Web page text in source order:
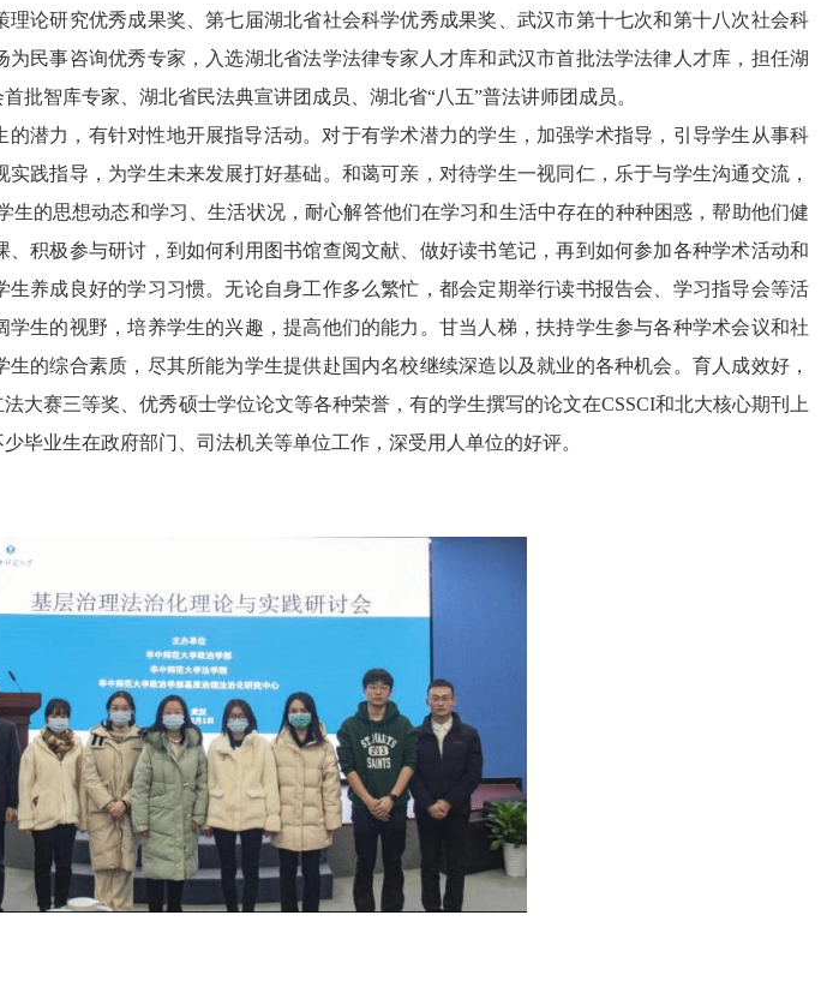
论研究优秀成果奖、第七届湖北省社会科学优秀成果奖、武汉市第十七次和第十八次社会科
民事咨询优秀专家，入选湖北省法学法律专家人才库和武汉市首批法学法律人才库，担任湖
批智库专家、湖北省民法典宣讲团成员、湖北省“八五”普法讲师团成员。
潜力，有针对性地开展指导活动。对于有学术潜力的学生，加强学术指导，引导学生从事科
践指导，为学生未来发展打好基础。和蔼可亲，对待学生一视同仁，乐于与学生沟通交流，
生的思想动态和学习、生活状况，耐心解答他们在学习和生活中存在的种种困惑，帮助他们健
积极参与研讨，到如何利用图书馆查阅文献、做好读书笔记，再到如何参加各种学术活动和
养成良好的学习习惯。无论自身工作多么繁忙，都会定期举行读书报告会、学习指导会等活
生的视野，培养学生的兴趣，提高他们的能力。甘当人梯，扶持学生参与各种学术会议和社
的综合素质，尽其所能为学生提供赴国内名校继续深造以及就业的各种机会。育人成效好，
大赛三等奖、优秀硕士学位论文等各种荣誉，有的学生撰写的论文在CSSCI和北大核心期刊上
毕业生在政府部门、司法机关等单位工作，深受用人单位的好评。